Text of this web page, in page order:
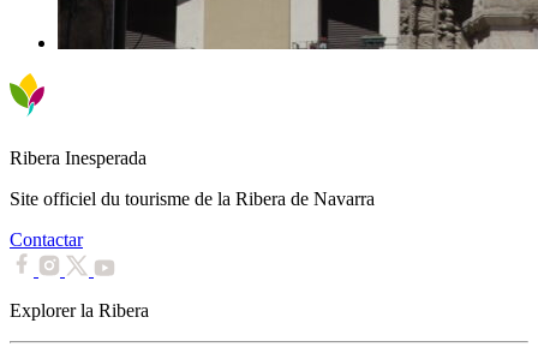
Ribera Inesperada
Site officiel du tourisme de la Ribera de Navarra
Contactar
Explorer la Ribera